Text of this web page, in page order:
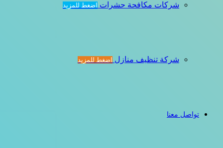
شركات مكافحة حشرات اضغط للمزيد
شركة تنظيف منازل اضغط للمزيد
تواصل معنا